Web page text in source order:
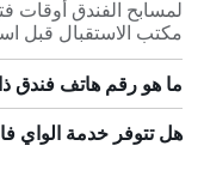
لمسابح الفندق أوقات
مكتب الاستقبال قبل
ما هو رقم هاتف فندق
هل تتوفر خدمة الواي